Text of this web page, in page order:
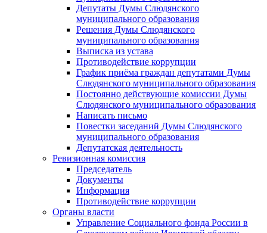
Депутаты Думы Слюдянского
муниципального образования
Решения Думы Слюдянского
муниципального образования
Выписка из устава
Противодействие коррупции
График приёма граждан депутатами Думы
Слюдянского муниципального образования
Постоянно действующие комиссии Думы
Слюдянского муниципального образования
Написать письмо
Повестки заседаний Думы Слюдянского
муниципального образования
Депутатская деятельность
Ревизионная комиссия
Председатель
Документы
Информация
Противодействие коррупции
Органы власти
Управление Социального фонда России в